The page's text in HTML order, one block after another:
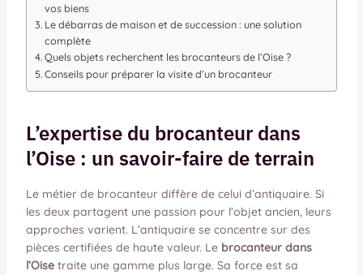
vos biens
Le débarras de maison et de succession : une solution
complète
Quels objets recherchent les brocanteurs de l’Oise ?
Conseils pour préparer la visite d’un brocanteur
L’expertise du brocanteur dans
l’Oise : un savoir-faire de terrain
Le métier de brocanteur diffère de celui d’antiquaire. Si
les deux partagent une passion pour l’objet ancien, leurs
approches varient. L’antiquaire se concentre sur des
pièces certifiées de haute valeur. Le brocanteur dans
l’Oisetraite une gamme plus large. Sa force est sa